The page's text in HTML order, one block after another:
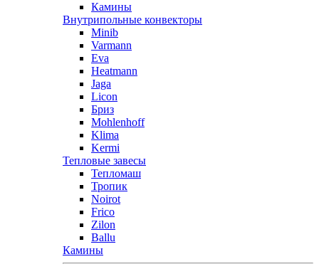
Камины
Внутрипольные конвекторы
Minib
Varmann
Eva
Heatmann
Jaga
Licon
Бриз
Mohlenhoff
Klima
Kermi
Тепловые завесы
Тепломаш
Тропик
Noirot
Frico
Zilon
Ballu
Камины